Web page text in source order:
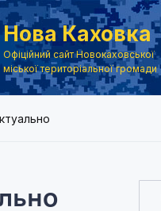
Нова Каховка
Офіційний сайт Новокаховської
міської територіальної громади